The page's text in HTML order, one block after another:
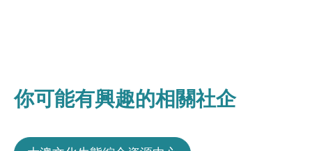
你可能有興趣的相關社企